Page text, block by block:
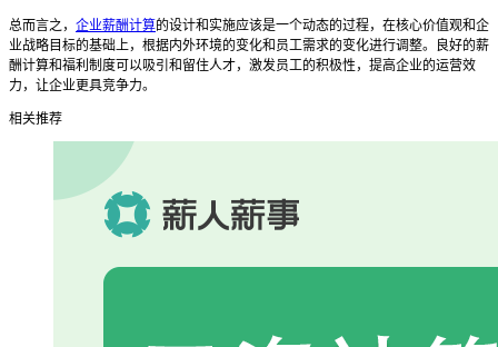
总而言之， 企业薪酬计算的设计和实施应该是一个动态的过程，在核心价值观和企
业战略目标的基础上，根据内外环境的变化和员工需求的变化进行调整。良好的薪
酬计算和福利制度可以吸引和留住人才，激发员工的积极性，提高企业的运营效
力，让企业更具竞争力。
相关推荐